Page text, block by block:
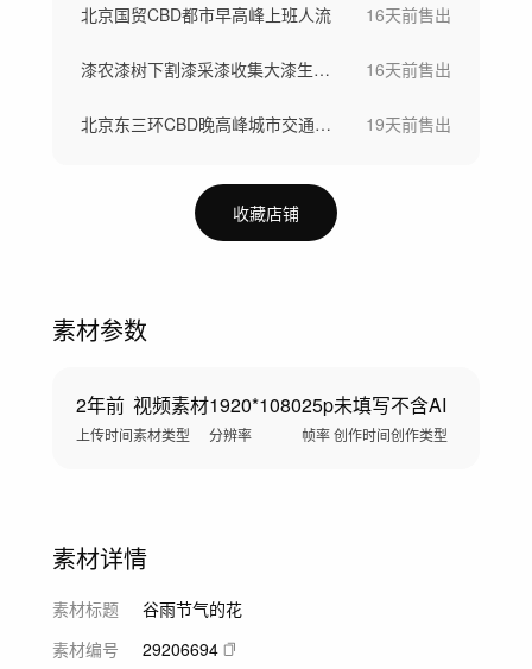
北京国贸CBD都市早高峰上班人流 16天前售出
漆农漆树下割漆采漆收集大漆生漆过程 16天前售出
北京东三环CBD晚高峰城市交通堵车 19天前售出
收藏店铺
素材参数
2年前
上传时间
视频素材
素材类型
1920*1080
分辨率
25p
帧率
未填写
创作时间
不含AI
创作类型
素材详情
素材标题
谷雨节气的花
素材编号
29206694